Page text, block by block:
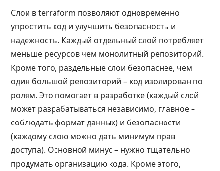
Слои в terraform позволяют одновременно
упростить код и улучшить безопасность и
надежность. Каждый отдельный слой потребляет
меньше ресурсов чем монолитный репозиторий.
Кроме того, раздельные слои безопаснее, чем
один большой репозиторий – код изолирован по
ролям. Это помогает в разработке (каждый слой
может разрабатываться независимо, главное –
соблюдать формат данных) и безопасности
(каждому слою можно дать минимум прав
доступа). Основной минус – нужно тщательно
продумать организацию кода. Кроме этого,